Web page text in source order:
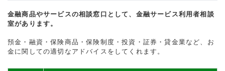
金融商品やサービスの相談窓口として、金融サービス利用者相談
室があります。
預金・融資・保険商品・保険制度・投資・証券・貸金業など、お
金に関しての適切なアドバイスをしてくれます。